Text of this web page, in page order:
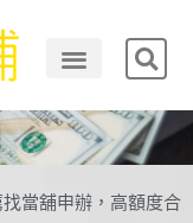
當舖申辦，高額度合